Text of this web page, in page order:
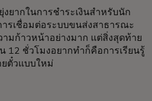
ยากในการชำระเงินสำหรับนัก
ารเชื่อมต่อระบบขนส่งสาธารณะ
มก้าวหน้าอย่างมาก แต่สิ่งสุดท้าย
12 ชั่วโมงอยากทำก็คือการเรียนรู้
ตั๋วแบบใหม่